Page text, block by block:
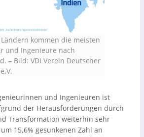
kommen die meisten
und Ingenieure nach
– Bild: VDI Verein Deutscher
und Ingenieuren ist
der Herausforderungen durch
Transformation weiterhin sehr
15,6% gesunkenen Zahl an